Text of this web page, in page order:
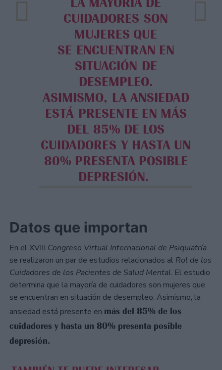
CUIDADORES SON
MUJERES QUE
SE ENCUENTRAN EN
SITUACIÓN DE
DESEMPLEO.
ASIMISMO, LA ANSIEDAD
ESTÁ PRESENTE EN MÁS
DEL 85% DE LOS
CUIDADORES Y HASTA UN
80% PRESENTA POSIBLE
DEPRESIÓN.
Datos que importan
En el XVIII Congreso Virtual Internacional de Psiquiatría
se realizaron un par de estudios relacionados al Rol de los
Cuidadores de los Pacientes de Salud Mental. El estudio
determina que la mayoría de cuidadores son mujeres que
se encuentran en situación de desempleo. Asimismo, la
ansiedad está presente en más del 85% de los
cuidadores y hasta un 80% presenta posible
depresión.